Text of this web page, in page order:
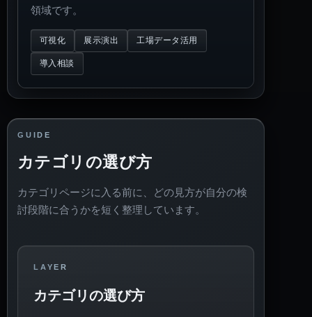
領域です。
可視化 展示演出 工場データ活用
導入相談
GUIDE
カテゴリの選び方
カテゴリページに入る前に、どの見方が自分の検
討段階に合うかを短く整理しています。
LAYER
カテゴリの選び方